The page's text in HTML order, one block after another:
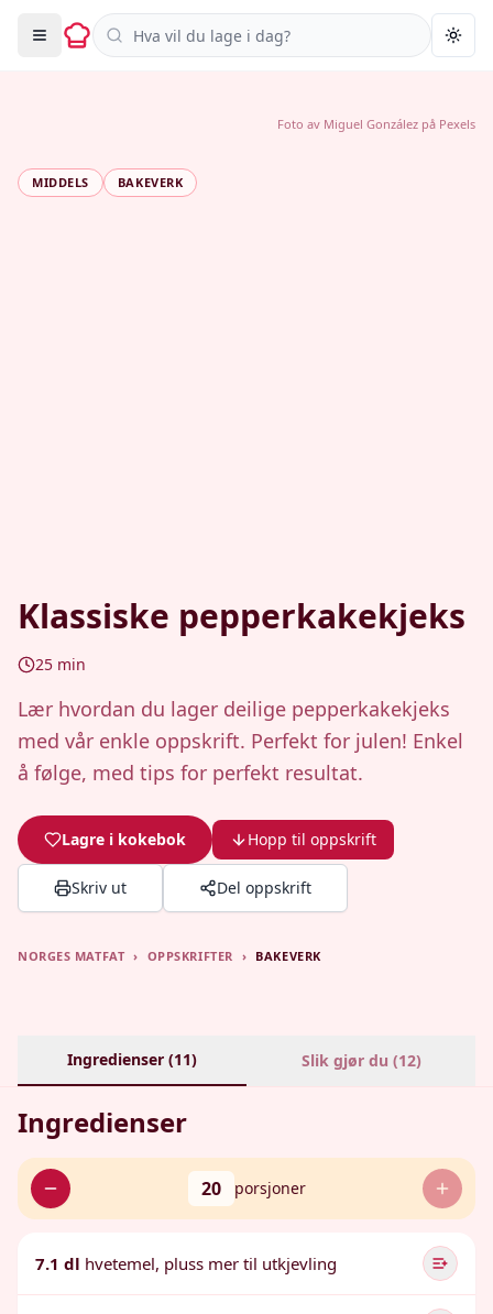
Søk i oppskrifter
MIDDELS BAKEVERK
Klassiske pepperkakekjeks
25 min
Lær hvordan du lager deilige pepperkakekjeks
med vår enkle oppskrift. Perfekt for julen! Enkel
å følge, med tips for perfekt resultat.
Lagre i kokebok Hopp til oppskrift
Skriv ut Del oppskrift
Foto av Miguel González på Pexels
NORGES MATFAT › OPPSKRIFTER › BAKEVERK
Ingredienser (11) Slik gjør du (12)
Ingredienser
20 porsjoner
7.1 dl hvetemel, pluss mer til utkjevling